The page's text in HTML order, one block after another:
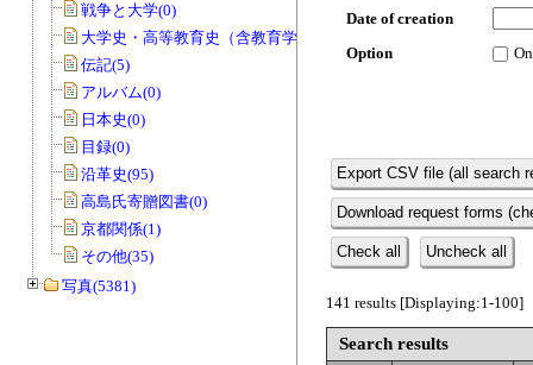
戦争と大学(0)
大学史・高等教育史（含教育学）(8)
伝記(5)
アルバム(0)
日本史(0)
目録(0)
沿革史(95)
高島氏寄贈図書(0)
京都関係(1)
その他(35)
写真(5381)
Date of creation
Option
Export CSV file (all search
Download request forms
Check all Uncheck all
141 results [Displaying:1-100]
Search results